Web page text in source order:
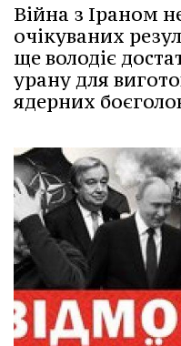
Війна з Іраном
очікуваних
ще володіє
урану для
ядерних